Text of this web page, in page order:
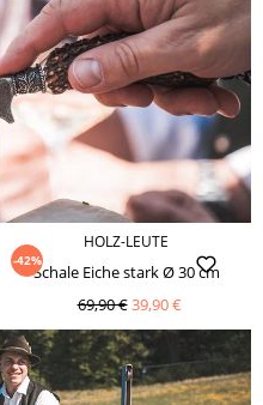
-42%
HOLZ-LEUTE
Schale Eiche stark Ø 30 cm
69,90 €39,90 €